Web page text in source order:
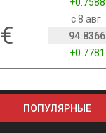
с 8 авг.
94.8366
+0.7781
ПОПУЛЯРНЫЕ